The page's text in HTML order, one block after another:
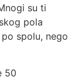
su ti
pola
spolu, nego
50